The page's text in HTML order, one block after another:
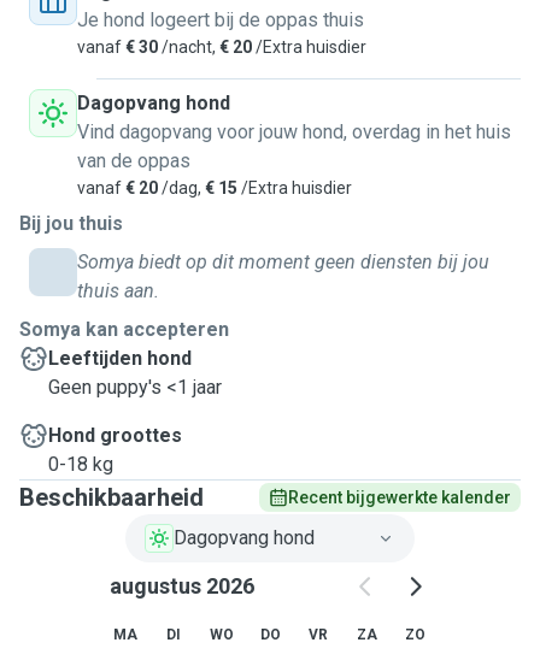
Je hond logeert bij de oppas thuis
vanaf€ 30/nacht, € 20/Extra huisdier
Dagopvang hond
Vind dagopvang voor jouw hond, overdag in het huis
van de oppas
vanaf€ 20/dag, € 15 /Extra huisdier
Bij jou thuis
Somya biedt op dit moment geen diensten bij jou
thuis aan.
Somya kan accepteren
Leeftijden hond
Geen puppy's <1 jaar
Hond groottes
0-18 kg
Beschikbaarheid Recent bijgewerkte kalender
Dagopvang hond
augustus 2026
MA DI WO DO VR ZA ZO